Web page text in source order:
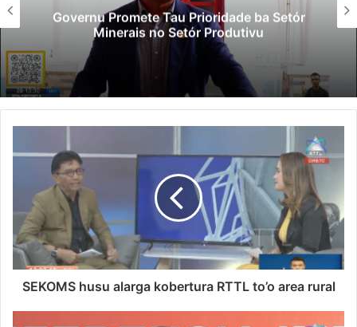
Lei Siberseguransa Ajuda Autoridade
Polisiál Kaptura Autór Kriminozu ho
Paradeiru Iha Estranjeiru
SEKOMS husu alarga kobertura RTTL to’o area rural